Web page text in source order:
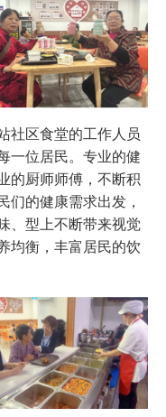
社区食堂的工作人员
一位居民。专业的健
的厨师师傅，不断积
们的健康需求出发，
、型上不断带来视觉
均衡，丰富居民的饮